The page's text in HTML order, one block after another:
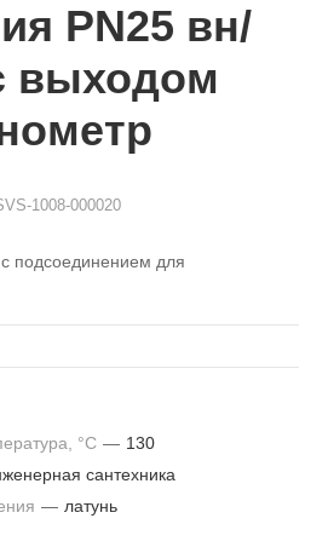
PN25 вн/
выходом
1008-000020
подсоединением для
°С — 130
сантехника
— латунь